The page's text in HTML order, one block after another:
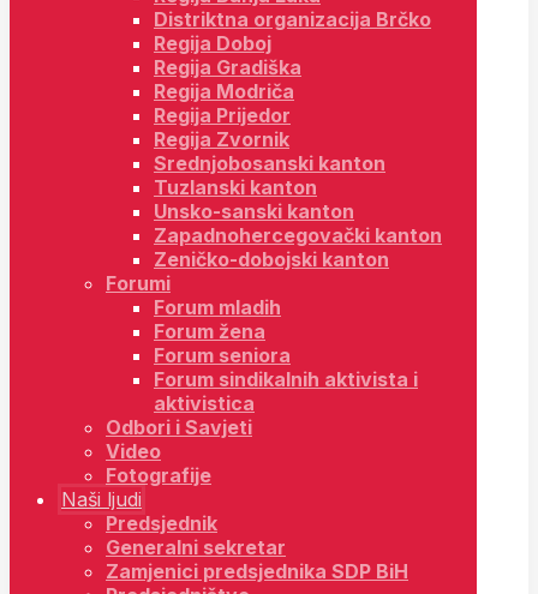
Distriktna organizacija Brčko
Regija Doboj
Regija Gradiška
Regija Modriča
Regija Prijedor
Regija Zvornik
Srednjobosanski kanton
Tuzlanski kanton
Unsko-sanski kanton
Zapadnohercegovački kanton
Zeničko-dobojski kanton
Forumi
Forum mladih
Forum žena
Forum seniora
Forum sindikalnih aktivista i
aktivistica
Odbori i Savjeti
Video
Fotografije
Naši ljudi
Predsjednik
Generalni sekretar
Zamjenici predsjednika SDP BiH